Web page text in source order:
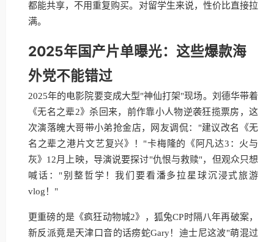
都能共享，不用重复购买。对留学生来说，性价比直接拉
满。
2025年国产片单曝光：这些爆款海
外党不能错过
2025年的电影院要变成大型"神仙打架"现场。刘德华带着
《无名之辈2》杀回来，前作靠小人物逆袭狂揽票房，这
次演落魄大哥带小弟抢金店，网友调侃："建议改名《无
名之辈之港片文艺复兴》！"卡梅隆的《阿凡达3：火与
灰》12月上映，导演说要探讨"仇恨与救赎"，但观众只想
喊话："别整哲学！我们要看潘多拉星球沉浸式旅游
vlog！"
更重磅的是《疯狂动物城2》，狐兔CP时隔八年再破案，
新反派竟是天津口音的话痨蛇Gary！迪士尼这波"萌混过